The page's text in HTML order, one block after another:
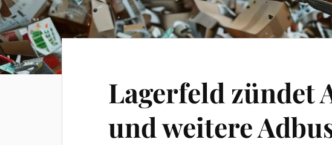
Lagerfeld zündet
und weitere